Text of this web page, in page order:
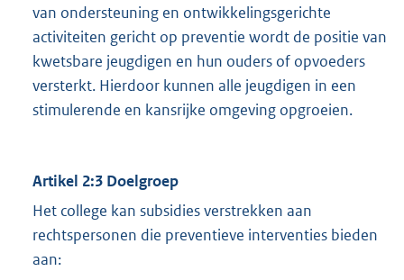
van ondersteuning en ontwikkelingsgerichte
activiteiten gericht op preventie wordt de positie van
kwetsbare jeugdigen en hun ouders of opvoeders
versterkt. Hierdoor kunnen alle jeugdigen in een
stimulerende en kansrijke omgeving opgroeien.
Artikel 2:3 Doelgroep
Het college kan subsidies verstrekken aan
rechtspersonen die preventieve interventies bieden
aan: